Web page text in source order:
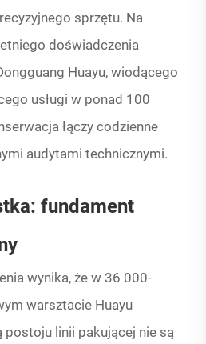
sprzętu. Na
doświadczenia
Huayu, wiodącego
usługi w ponad 100
łączy codzienne
audytami technicznymi.
fundament
wynika, że w 36 000-
warsztacie Huayu
postoju linii pakującej nie są